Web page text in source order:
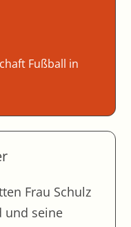
Fußball in
Frau Schulz
und seine